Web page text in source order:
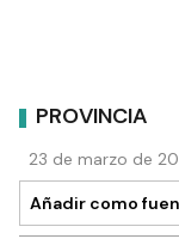
PROVINCIA
23 de marzo de
Añadir como